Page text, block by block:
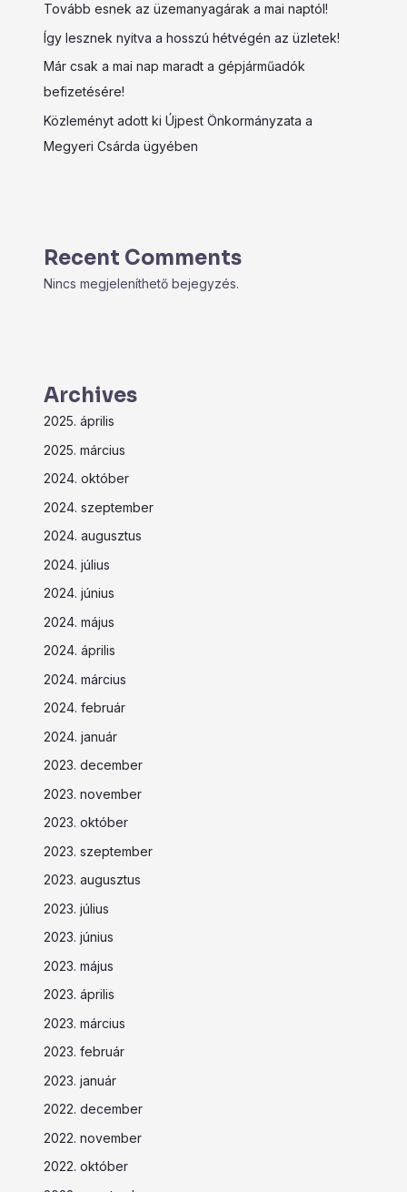
Tovább esnek az üzemanyagárak a mai naptól!
Így lesznek nyitva a hosszú hétvégén az üzletek!
Már csak a mai nap maradt a gépjárműadók
befizetésére!
Közleményt adott ki Újpest Önkormányzata a
Megyeri Csárda ügyében
Recent Comments
Nincs megjeleníthető bejegyzés.
Archives
2025. április
2025. március
2024. október
2024. szeptember
2024. augusztus
2024. július
2024. június
2024. május
2024. április
2024. március
2024. február
2024. január
2023. december
2023. november
2023. október
2023. szeptember
2023. augusztus
2023. július
2023. június
2023. május
2023. április
2023. március
2023. február
2023. január
2022. december
2022. november
2022. október